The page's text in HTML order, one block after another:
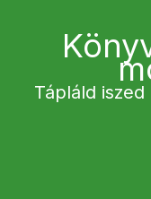
Tápláld